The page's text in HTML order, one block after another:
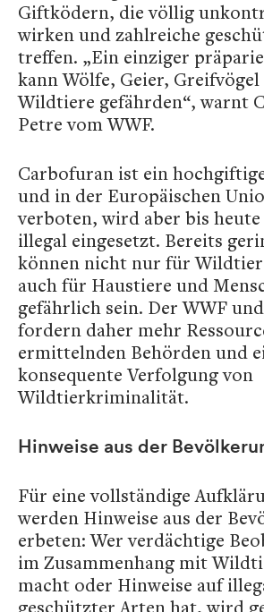
Giftködern, die völlig
wirken und zahlreiche
treffen. „Ein einziger
kann Wölfe, Geier,
Wildtiere gefährden“, warnt
Petre vom WWF.
Carbofuran ist ein
und in der Europäischen
verboten, wird aber bis
illegal eingesetzt. Bereits
können nicht nur für
auch für Haustiere und
gefährlich sein. Der WWF
fordern daher mehr
ermittelnden Behörden und
konsequente Verfolgung von
Wildtierkriminalität.
Hinweise aus der
Für eine vollständige
werden Hinweise aus der
erbeten: Wer verdächtige
im Zusammenhang mit
macht oder Hinweise auf
geschützter Arten hat, wird